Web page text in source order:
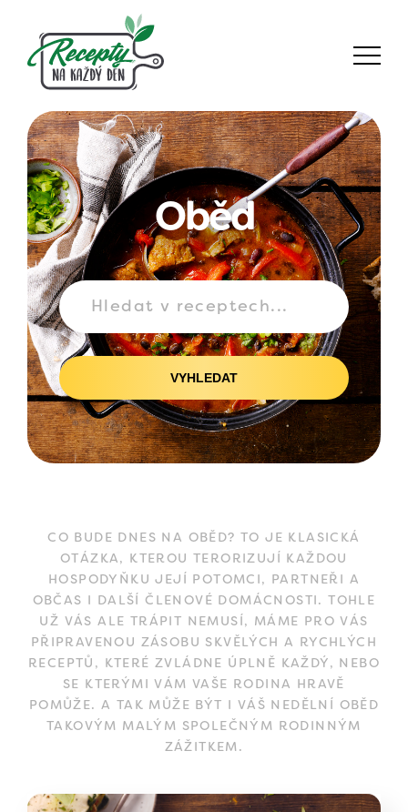
Oběd
VYHLEDAT
CO BUDE DNES NA OBĚD? TO JE KLASICKÁ
OTÁZKA, KTEROU TERORIZUJÍ KAŽDOU
HOSPODYŇKU JEJÍ POTOMCI, PARTNEŘI A
OBČAS I DALŠÍ ČLENOVÉ DOMÁCNOSTI. TOHLE
UŽ VÁS ALE TRÁPIT NEMUSÍ, MÁME PRO VÁS
PŘIPRAVENOU ZÁSOBU SKVĚLÝCH A RYCHLÝCH
RECEPTŮ, KTERÉ ZVLÁDNE ÚPLNĚ KAŽDÝ, NEBO
SE KTERÝMI VÁM VAŠE RODINA HRAVĚ
POMŮŽE. A TAK MŮŽE BÝT I VÁŠ NEDĚLNÍ OBĚD
TAKOVÝM MALÝM SPOLEČNÝM RODINNÝM
ZÁŽITKEM.